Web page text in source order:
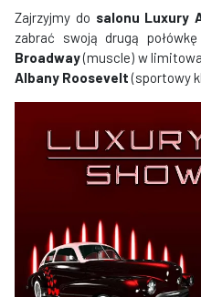
Zajrzyjmy do salonu Luxury
zabrać swoją drugą
Broadway(muscle) w
Albany Roosevelt(sportowy